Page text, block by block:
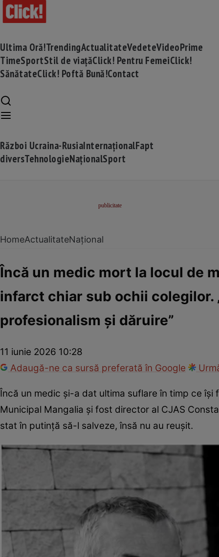
Ultima Oră!TrendingActualitateVedeteVideoPrime
TimeSportStil de viațăClick! Pentru FemeiClick!
SănătateClick! Poftă Bună!Contact
Război Ucraina-RusiaInternaționalFapt
diversTehnologieNaționalSport
HomeActualitateNațional
Încă un medic mort la locul de
infarct chiar sub ochii colegilor.
profesionalism și dăruire”
11 iunie 2026 10:28
Adaugă-ne ca sursă preferată în Google
Încă un medic și-a dat ultima suflare în timp ce
Municipal Mangalia și fost director al CJAS
stat în putință să-l salveze, însă nu au reușit.